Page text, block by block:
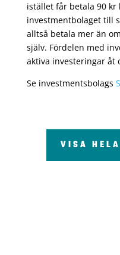
istället får betala 90 kr
investmentbolaget till
alltså betala mer än
själv. Fördelen med
aktiva investeringar åt
Se investmentsbolags
VISA